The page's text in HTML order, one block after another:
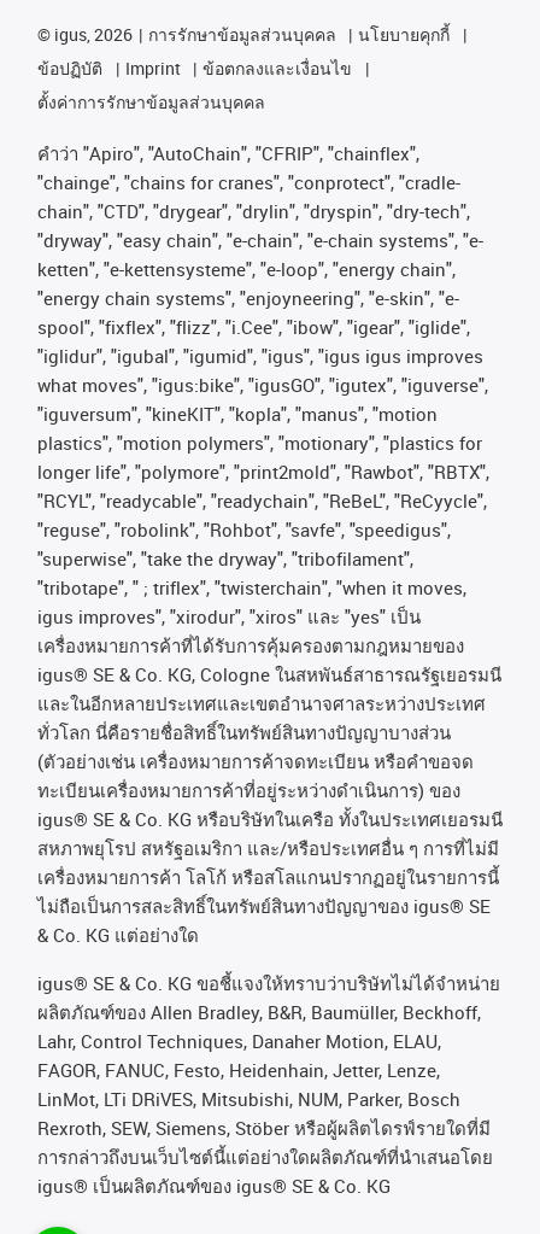
© igus, 2026 การรักษาข้อมูลส่วนบุคคล
นโยบายคุกกี้
ข้อปฏิบัติ
Imprint
ข้อตกลงและเงื่อนไข
ตั้งค่าการรักษาข้อมูลส่วนบุคคล
คําว่า "Apiro", "AutoChain", "CFRIP", "chainflex",
"chainge", "chains for cranes", "conprotect", "cradle-
chain", "CTD", "drygear", "drylin", "dryspin", "dry-tech",
"dryway", "easy chain", "e-chain", "e-chain systems", "e-
ketten", "e-kettensysteme", "e-loop", "energy chain",
"energy chain systems", "enjoyneering", "e-skin", "e-
spool", "fixflex", "flizz", "i.Cee", "ibow", "igear", "iglide",
"iglidur", "igubal", "igumid", "igus", "igus igus improves
what moves", "igus:bike", "igusGO", "igutex", "iguverse",
"iguversum", "kineKIT", "kopla", "manus", "motion
plastics", "motion polymers", "motionary", "plastics for
longer life", "polymore", "print2mold", "Rawbot", "RBTX",
"RCYL", "readycable", "readychain", "ReBeL", "ReCyycle",
"reguse", "robolink", "Rohbot", "savfe", "speedigus",
"superwise", "take the dryway", "tribofilament",
"tribotape", " ; triflex", "twisterchain", "when it moves,
igus improves", "xirodur", "xiros" และ "yes" เป็น
เครื่องหมายการค้าที่ได้รับการคุ้มครองตามกฎหมายของ
igus® SE & Co. KG, Cologne ในสหพันธ์สาธารณรัฐเยอรมนี
และในอีกหลายประเทศและเขตอํานาจศาลระหว่างประเทศ
ทั่วโลก นี่คือรายชื่อสิทธิ์ในทรัพย์สินทางปัญญาบางส่วน
(ตัวอย่างเช่น เครื่องหมายการค้าจดทะเบียน หรือคำขอจด
ทะเบียนเครื่องหมายการค้าที่อยู่ระหว่างดำเนินการ) ของ
igus® SE & Co. KG หรือบริษัทในเครือ ทั้งในประเทศเยอรมนี
สหภาพยุโรป สหรัฐอเมริกา และ/หรือประเทศอื่น ๆ การที่ไม่มี
เครื่องหมายการค้า โลโก้ หรือสโลแกนปรากฏอยู่ในรายการนี้
ไม่ถือเป็นการสละสิทธิ์ในทรัพย์สินทางปัญญาของ igus® SE
& Co. KG แต่อย่างใด
igus® SE & Co. KG ขอชี้แจงให้ทราบว่าบริษัทไม่ได้จําหน่าย
ผลิตภัณฑ์ของ Allen Bradley, B&R, Baumüller, Beckhoff,
Lahr, Control Techniques, Danaher Motion, ELAU,
FAGOR, FANUC, Festo, Heidenhain, Jetter, Lenze,
LinMot, LTi DRiVES, Mitsubishi, NUM, Parker, Bosch
Rexroth, SEW, Siemens, Stöber หรือผู้ผลิตไดรฟ์รายใดที่มี
การกล่าวถึงบนเว็บไซต์นี้แต่อย่างใดผลิตภัณฑ์ที่นําเสนอโดย
igus® เป็นผลิตภัณฑ์ของ igus® SE & Co. KG